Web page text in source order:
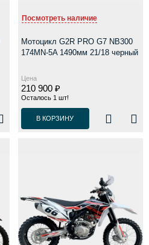
Посмотреть наличие
Мотоцикл G2R PRO G7 NB300
174MN-5A 1490мм 21/18 черный
Цена
210 900 ₽
Осталось 1 шт!
В КОРЗИНУ